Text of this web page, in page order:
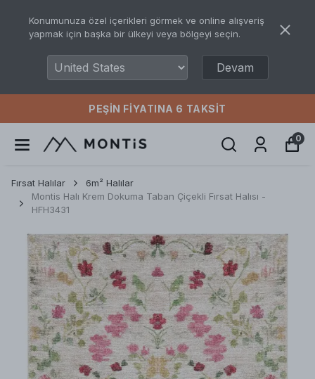
Konumunuza özel içerikleri görmek ve online alışveriş
yapmak için başka bir ülkeyi veya bölgeyi seçin.
Devam
PEŞIN FIYATINA 6 TAKSIT
0
Fırsat Halılar
6m² Halılar
Montis Halı Krem Dokuma Taban Çiçekli Fırsat Halısı -
HFH3431